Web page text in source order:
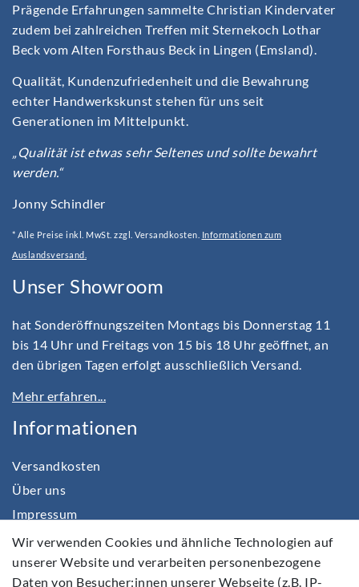
Prägende Erfahrungen sammelte Christian Kindervater
zudem bei zahlreichen Treffen mit Sternekoch Lothar
Beck vom Alten Forsthaus Beck in Lingen (Emsland).
Qualität, Kundenzufriedenheit und die Bewahrung
echter Handwerkskunst stehen für uns seit
Generationen im Mittelpunkt.
„Qualität ist etwas sehr Seltenes und sollte bewahrt
werden.“
Jonny Schindler
* Alle Preise inkl. MwSt. zzgl. Versandkosten. Informationen zum
Auslandsversand.
Unser Showroom
hat Sonderöffnungszeiten Montags bis Donnerstag 11
bis 14 Uhr und Freitags von 15 bis 18 Uhr geöffnet, an
den übrigen Tagen erfolgt ausschließlich Versand.
Mehr erfahren...
Informationen
Versandkosten
Über uns
Impressum
Daten­schutz­erklärung
AGB
Wir verwenden Cookies und ähnliche Technologien auf
unserer Website und verarbeiten personenbezogene
Daten von Besucher:innen unserer Webseite (z.B. IP-